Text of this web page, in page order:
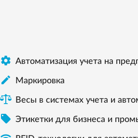
 Автоматизация учета на
 Маркировка
Весы в системах учета и
 Этикетки для бизнеса и